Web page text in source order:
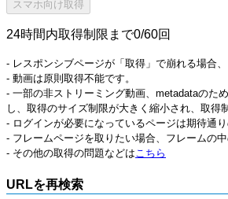
24時間内取得制限まで0/60回
- レスポンシブページが「取得」で崩れる場合
- 動画は原則取得不能です。
- 一部の非ストリーミング動画、metadataのた
し、取得のサイズ制限が大きく縮小され、取得
- ログインが必要になっているページは期待通
- フレームページを取りたい場合、フレームの
- その他の取得の問題などは こちら
URLを再検索